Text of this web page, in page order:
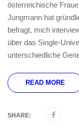
österreichische
Jungmann hat
befragt, mich
über das Single-
unterschiedliche
READ MORE
SHARE: